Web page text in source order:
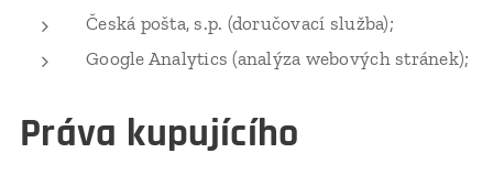
Česká pošta, s.p. (doručovací služba);
Google Analytics (analýza webových stránek);
Práva kupujícího